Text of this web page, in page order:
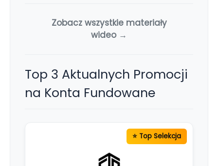
Zobacz wszystkie materiały
wideo →
Top 3 Aktualnych Promocji
na Konta Fundowane